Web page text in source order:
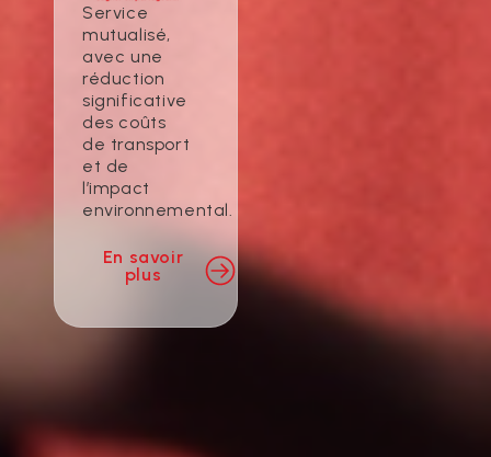
Service
mutualisé,
avec une
réduction
significative
des coûts
de transport
et de
l’impact
environnemental.
En savoir
plus